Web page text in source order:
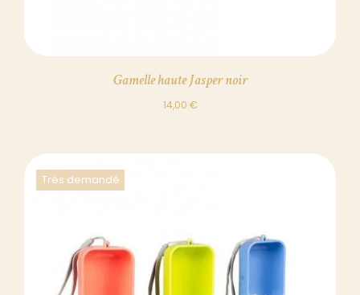
Gamelle haute Jasper noir
14,00 €
Trés demandé